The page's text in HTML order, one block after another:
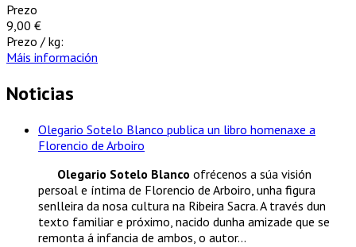
Prezo
9,00 €
Prezo / kg:
Máis información
Noticias
Olegario Sotelo Blanco publica un libro homenaxe a
Florencio de Arboiro
Olegario Sotelo Blanco ofrécenos a súa visión
persoal e íntima de Florencio de Arboiro, unha figura
senlleira da nosa cultura na Ribeira Sacra. A través dun
texto familiar e próximo, nacido dunha amizade que se
remonta á infancia de ambos, o autor...